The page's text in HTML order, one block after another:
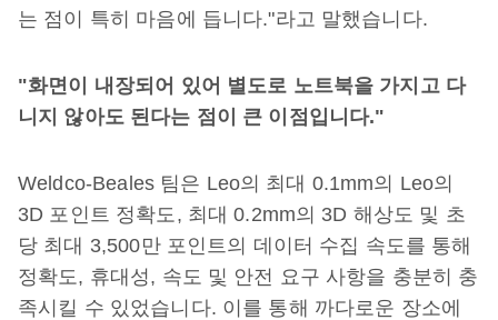
는 점이 특히 마음에 듭니다."라고 말했습니다.
"화면이 내장되어 있어 별도로 노트북을 가지고 다
니지 않아도 된다는 점이 큰 이점입니다."
Weldco-Beales 팀은 Leo의 최대 0.1mm의 Leo의
3D 포인트 정확도, 최대 0.2mm의 3D 해상도 및 초
당 최대 3,500만 포인트의 데이터 수집 속도를 통해
정확도, 휴대성, 속도 및 안전 요구 사항을 충분히 충
족시킬 수 있었습니다. 이를 통해 까다로운 장소에